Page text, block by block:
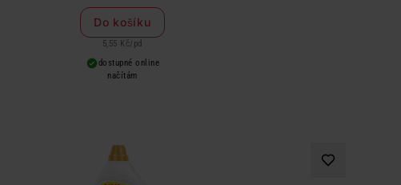
Do košíku
5,55 Kč/ pd
dostupné online
načítám